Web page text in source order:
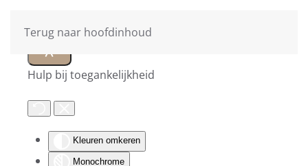
Hulp bij toegankelijkheid
Kleuren omkeren
Monochrome
Terug naar hoofdinhoud